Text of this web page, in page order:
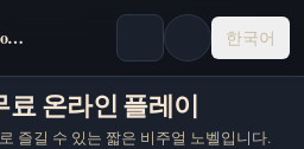
Kingdom of Marionettes 한국어
료 온라인 플레이
즐길 수 있는 짧은 비주얼 노벨입니다.